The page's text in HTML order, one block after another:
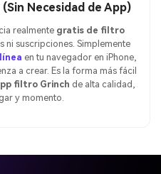
Necesidad de App)
realmente gratis de filtro
ni suscripciones. Simplemente
en tu navegador en iPhone,
a crear. Es la forma más fácil
filtro Grinch de alta calidad,
y momento.